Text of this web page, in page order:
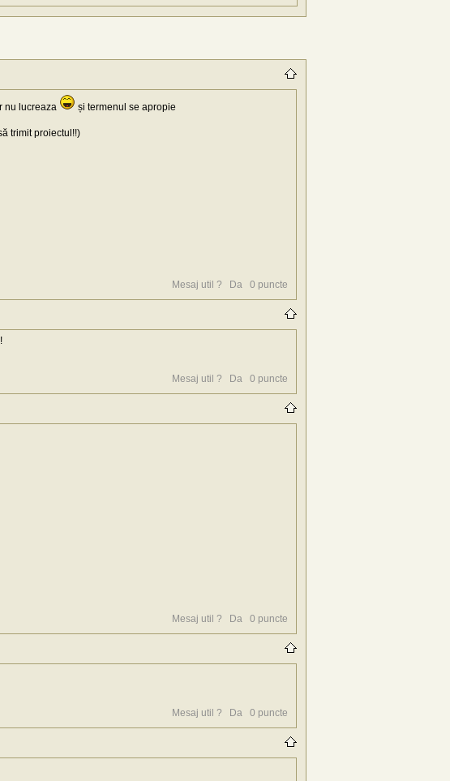
nu lucreaza și termenul se apropie
trimit proiectul!!)
Mesaj util ? Da 0 puncte
Mesaj util ? Da 0 puncte
Mesaj util ? Da 0 puncte
Mesaj util ? Da 0 puncte